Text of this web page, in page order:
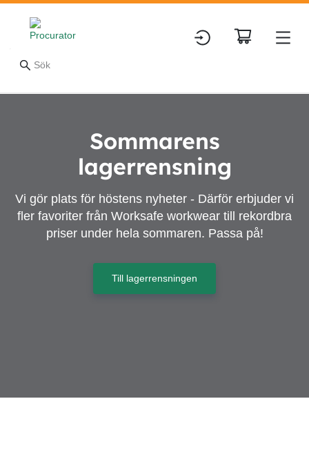
Sommarens
lagerrensning
Vi gör plats för höstens nyheter - Därför erbjuder vi
fler favoriter från Worksafe workwear till rekordbra
priser under hela sommaren. Passa på!
Till lagerrensningen